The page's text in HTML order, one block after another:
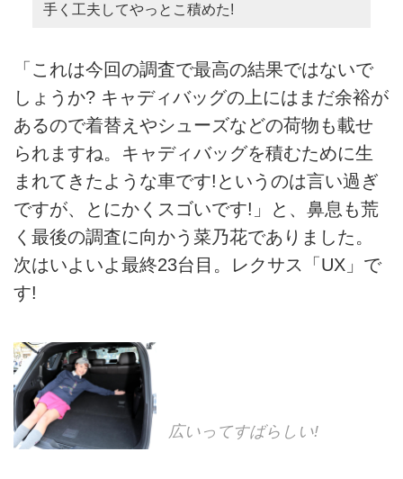
手く工夫してやっとこ積めた!
「これは今回の調査で最高の結果ではないで
しょうか? キャディバッグの上にはまだ余裕が
あるので着替えやシューズなどの荷物も載せ
られますね。キャディバッグを積むために生
まれてきたような車です!というのは言い過ぎ
ですが、とにかくスゴいです!」と、鼻息も荒
く最後の調査に向かう菜乃花でありました。
次はいよいよ最終23台目。レクサス「UX」で
す!
広いってすばらしい!